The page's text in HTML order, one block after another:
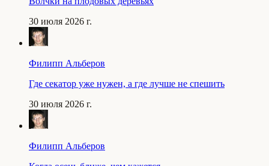
30 июля 2026 г.
Филипп Альберов
Где секатор уже нужен, а где лучше не спешить
30 июля 2026 г.
Филипп Альберов